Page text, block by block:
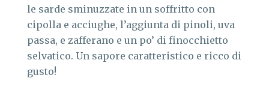
le sarde sminuzzate in un soffritto con
cipolla e acciughe, l’aggiunta di pinoli, uva
passa, e zafferano e un po’ di finocchietto
selvatico. Un sapore caratteristico e ricco di
gusto!